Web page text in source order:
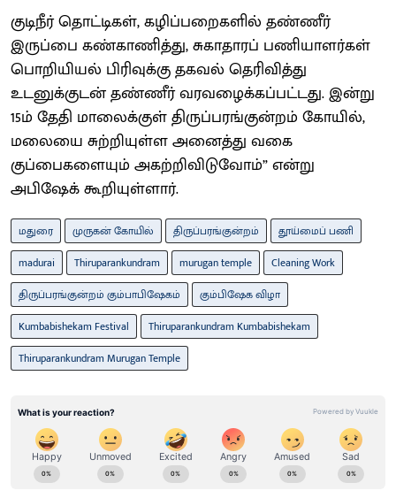
குடிநீர் தொட்டிகள், கழிப்பறைகளில் தண்ணீர்
இருப்பை கண்காணித்து, சுகாதாரப் பணியாளர்கள்
பொறியியல் பிரிவுக்கு தகவல் தெரிவித்து
உடனுக்குடன் தண்ணீர் வரவழைக்கப்பட்டது. இன்று
15ம் தேதி மாலைக்குள் திருப்பரங்குன்றம் கோயில்,
மலையை சுற்றியுள்ள அனைத்து வகை
குப்பைகளையும் அகற்றிவிடுவோம்” என்று
அபிஷேக் கூறியுள்ளார்.
மதுரை முருகன் கோயில் திருப்பரங்குன்றம்
தூய்மைப் பணி
madurai
Thiruparankundram murugan temple
Cleaning Work
திருப்பரங்குன்றம் கும்பாபிஷேகம்
கும்பிஷேக விழா
Kumbabishekam Festival
Thiruparankundram Kumbabishekam
Thiruparankundram Murugan Temple